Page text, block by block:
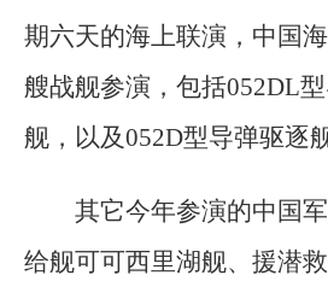
期六天的海上联演，中国
艘战舰参演，包括052DL
舰，以及052D型导弹驱逐
其它今年参演的中国
给舰可可西里湖舰、援潜